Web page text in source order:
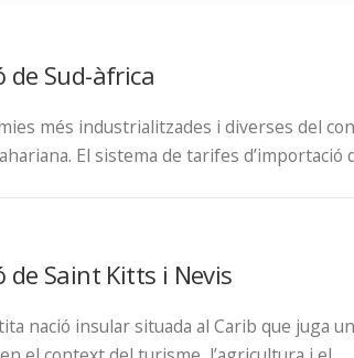
de Sud-àfrica
més industrialitzades i diverses del
El sistema de tarifes d’importació
de Saint Kitts i Nevis
nació insular situada al Carib que juga